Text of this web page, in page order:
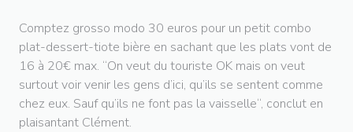
Comptez grosso modo 30 euros pour un petit combo
plat-dessert-tiote bière en sachant que les plats vont de
16 à 20€ max. “On veut du touriste OK mais on veut
surtout voir venir les gens d’ici, qu’ils se sentent comme
chez eux. Sauf qu’ils ne font pas la vaisselle“, conclut en
plaisantant Clément.